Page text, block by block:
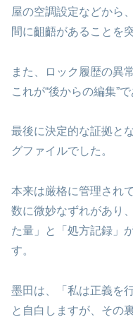
屋の空調設定などから
間に齟齬があることを
また、ロック履歴の異
これが“後からの編集”
最後に決定的な証拠と
グファイルでした。
本来は厳格に管理され
数に微妙なずれがあり
た量」と「処方記録」
す。
墨田は、「私は正義を
と自白しますが、その